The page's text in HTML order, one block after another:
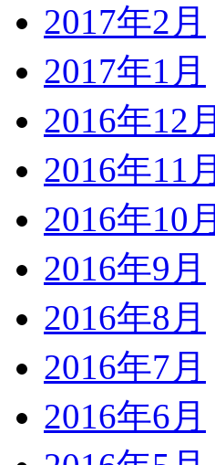
2017年2月
2017年1月
2016年12月
2016年11月
2016年10月
2016年9月
2016年8月
2016年7月
2016年6月